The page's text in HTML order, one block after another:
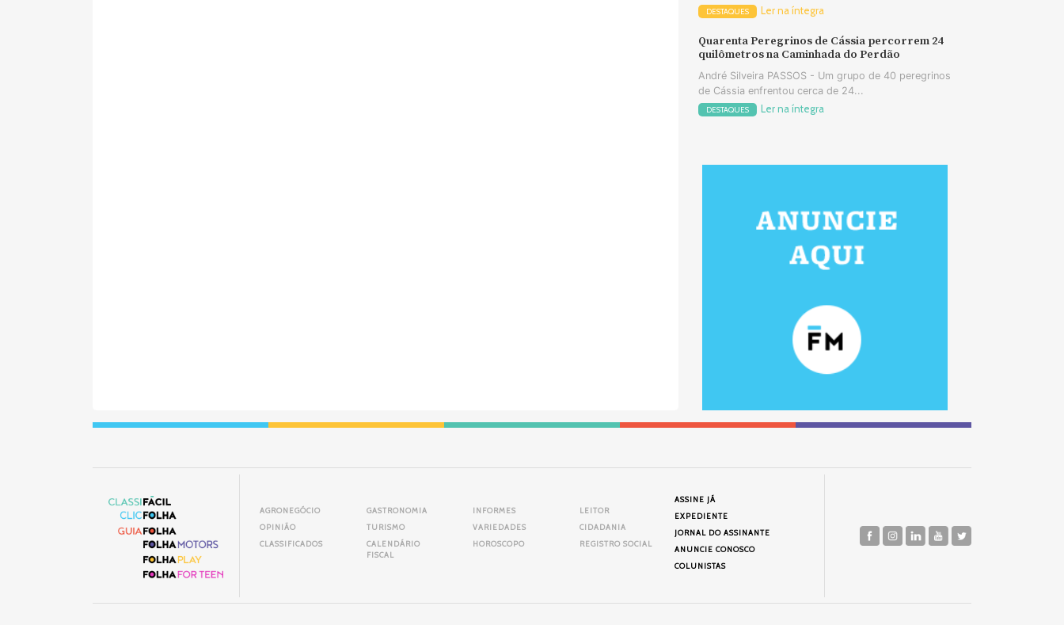
DESTAQUES Ler na íntegra
Quarenta Peregrinos de Cássia percorrem 24
quilômetros na Caminhada do Perdão
André Silveira PASSOS - Um grupo de 40 peregrinos
de Cássia enfrentou cerca de 24...
DESTAQUES Ler na íntegra
AGRONEGÓCIO GASTRONOMIA INFORMES
LEITOR
OPINIÃO
TURISMO VARIEDADES
CIDADANIA
CLASSIFICADOS
CALENDÁRIO
FISCAL
HOROSCOPO REGISTRO SOCIAL
ASSINE JÁ
EXPEDIENTE
JORNAL DO ASSINANTE
ANUNCIE CONOSCO
COLUNISTAS